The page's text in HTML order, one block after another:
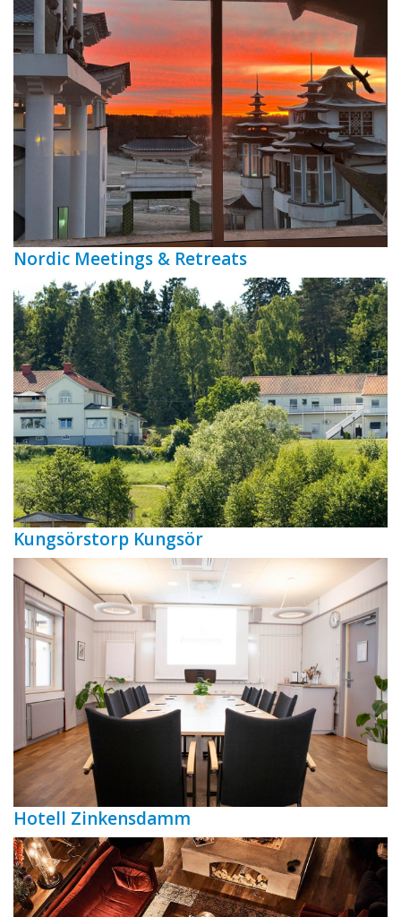
Nordic Meetings & Retreats
Kungsörstorp Kungsör
Hotell Zinkensdamm